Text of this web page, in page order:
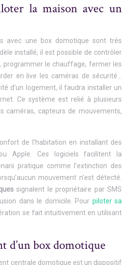
la maison avec un
avec une box domotique sont très
installé, il est possible de contrôler
programmer le chauffage, fermer les
en live les caméras de sécurité…
d’un logement, il faudra installer un
Ce système est relié à plusieurs
caméras, capteurs de mouvements,
de l’habitation en installant des
Apple. Ces logiciels facilitent la
pratique comme l’extinction des
mouvement n’est détecté.
signalent le propriétaire par SMS
dans le domicile. Pour piloter sa
se fait intuitivement en utilisant
d’un box domotique
centrale domotique est un dispositif